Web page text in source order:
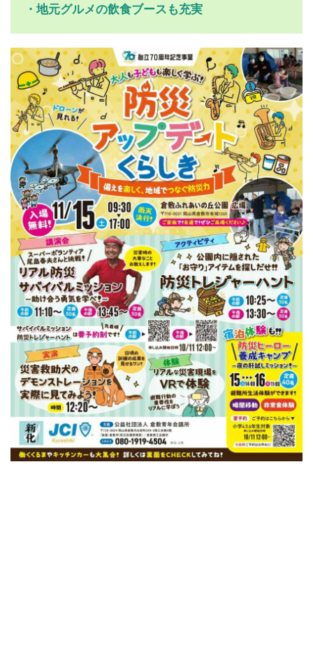
・地元グルメの飲食ブースも充実